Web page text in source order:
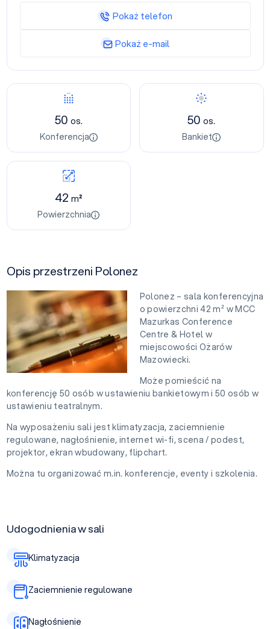
50 os.
Konferencja
50os.
Bankiet
42m²
Powierzchnia
Opis przestrzeni Polonez
Polonez – sala konferencyjna
o powierzchni 42 m² w MCC
Mazurkas Conference
Centre & Hotel w
miejscowości Ożarów
Mazowiecki.
Może pomieścić na
konferencję 50 osób w ustawieniu bankietowym i 50 osób w
ustawieniu teatralnym.
Na wyposażeniu sali jest klimatyzacja, zaciemnienie
regulowane, nagłośnienie, internet wi-fi, scena / podest,
projektor, ekran wbudowany, flipchart.
Można tu organizować m.in. konferencje, eventy i szkolenia.
Udogodnienia w sali
Klimatyzacja
Zaciemnienie regulowane
Nagłośnienie
Pokaż telefon
Pokaż e-mail